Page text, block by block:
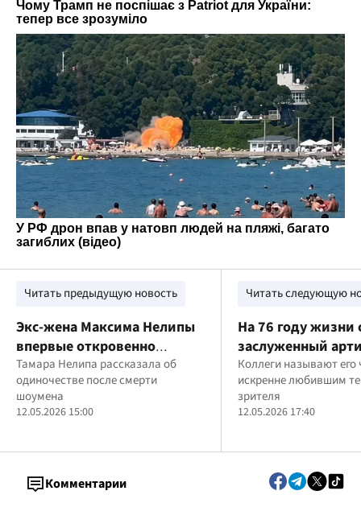
Читать предыдущую новость
Экс-жена Максима Нелипы
впервые откровенно
заговорила о потере спустя
год после его гибели
Тамара Нелипа рассказала об
одиночестве после смерти
шоумена
12.05.2026 15:00
Читать следующую
На 76 году жизни
заслуженный
Николай
Коллеги называют его
искренне любившим
зрителя
12.05.2026 17:40
Комментарии